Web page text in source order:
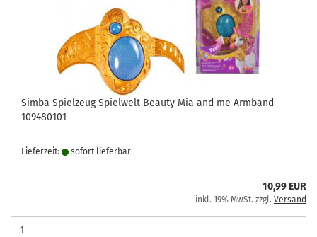
Simba Spielzeug Spielwelt Beauty Mia and me Armband
109480101
Lieferzeit: sofort lie­fer­bar
10,99 EUR
inkl. 19% MwSt. zzgl. Versand